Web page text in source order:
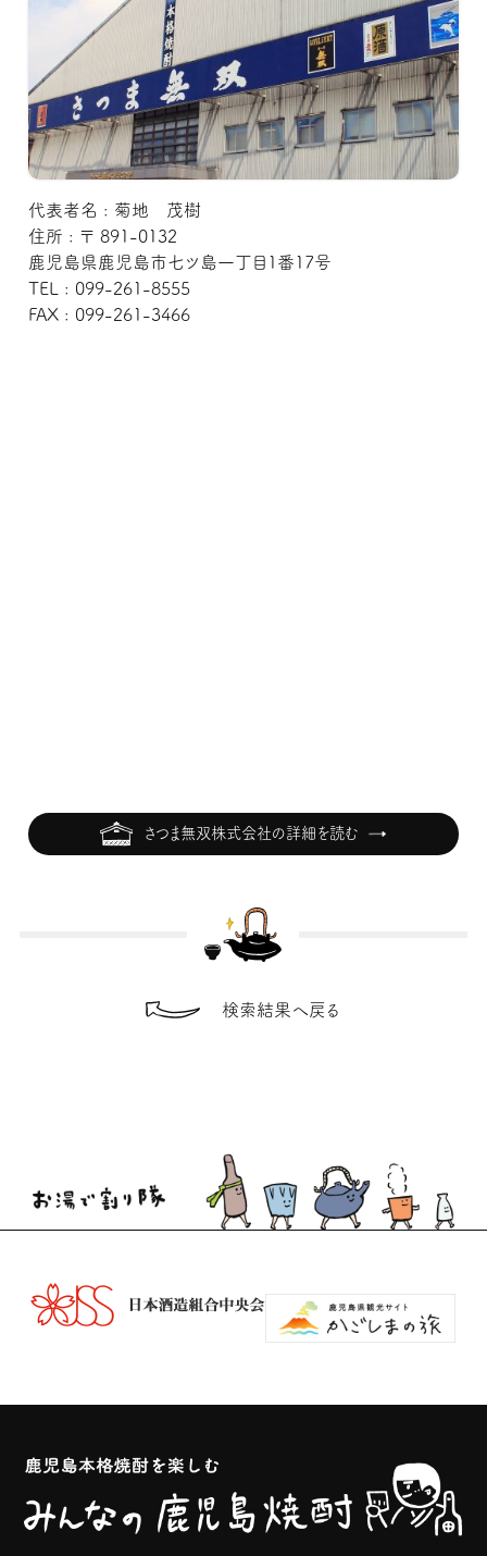
代表者名 : 菊地 茂樹
住所 : 〒 891-0132
鹿児島県鹿児島市七ツ島一丁目1番17号
TEL : 099-261-8555
FAX : 099-261-3466
さつま無双株式会社の詳細を読む
検索結果へ戻る